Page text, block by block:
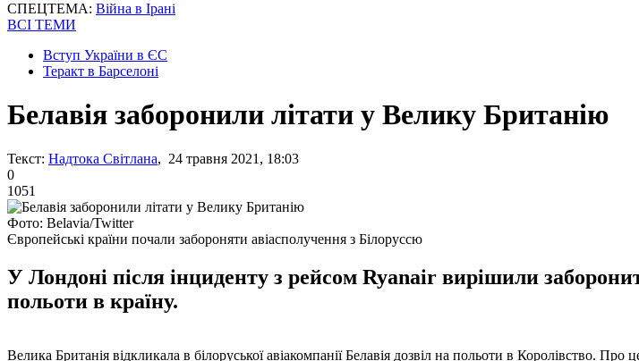
СПЕЦТЕМА: Війна в Ірані
ВСІ ТЕМИ
Вступ України в ЄС
Теракт в Барселоні
Белавія заборонили літати у Велику Британію
Текст: Надтока Світлана, 24 травня 2021, 18:03
0
1051
Фото: Belavia/Twitter
Європейські країни почали забороняти авіасполучення з Білоруссю
У Лондоні після інциденту з рейсом Ryanair вирішили
польоти в країну.
Велика Британія відкликала в білоруської авіакомпанії Белавія дозвіл на польоти в Королівство.